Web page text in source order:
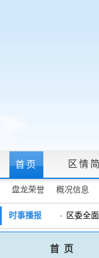
首页 区情
盘龙荣誉 概况信息
政府信息公开指南 |
时事播报 区委全
戴惠明
盘龙区
首 页